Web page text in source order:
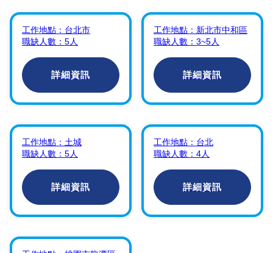
(資訊科技)】
富邦人壽保險股份有限公
司
工作地點： 台北市
職缺人數： 5人
詳細資訊
韌體研發工程師
(Storage Core)】
普安科技股份有限公司
工作地點： 新北市中和區
職缺人數： 3~5人
詳細資訊
(土城)-D事業群】
鴻海精密工業股份有限公
司
工作地點： 土城
職缺人數： 5人
詳細資訊
師】
宏碁雲架構服務股份有限
公司
工作地點： 台北
職缺人數： 4人
詳細資訊